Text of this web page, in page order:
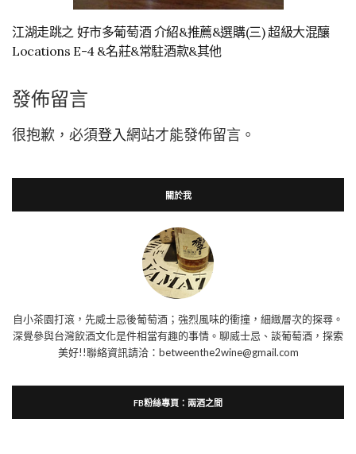
江湖走跳之 好市多葡萄酒 介紹&推薦&選購(三) 超級大混釀
Locations E-4 &名莊&常駐酒款&其他
發佈留言
很抱歉，必須登入網站才能發佈留言。
關於我
自小茶園打滾，先威士忌後葡萄酒；強烈風味的衝撞，細緻層次的探尋。
深覺參與台灣飲酒文化是件相當有趣的事情。聊威士忌、談葡萄酒，探索
美好!!聯絡資訊請洽：betweenthe2wine@gmail.com
FB粉絲專頁：兩酒之間